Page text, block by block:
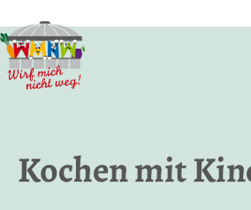
Inhalt
springen
nicht
wegKochen mit